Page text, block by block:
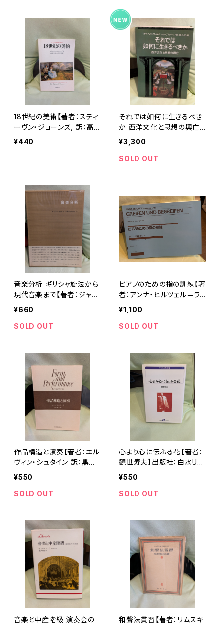
18世紀の美術【著者：スティ
ーヴン・ジョーンズ, 訳：高階
秀爾, 大野芳材】出版社：岩
¥440
それでは如何に生きるべき
か 西洋文化と思想の興亡
【著者：フランシス・A・シェー
ファー 訳：稲垣久和】出版
社：いのちのことば社 1979
¥3,300
SOLD OUT
音楽分析 ギリシャ旋法から
現代音楽まで【著者：ジャッ
ク・シャイエ】出版社：音楽之
¥660
SOLD OUT
ピアノのための指の訓練【著
者：アンナ・ヒルツェル＝ラ
ンゲンハーン、訳：原田吉
雄】出版社：全音楽譜出版
社 1994年
¥1,100
SOLD OUT
作品構造と演奏【著者：エル
ヴィン・シュタイン 訳：黒川
武】出版社：全音楽譜出版
¥550
SOLD OUT
心より心に伝ふる花【著者：
観世寿夫】出版社：白水Uブ
ックス 1996年
¥550
SOLD OUT
音楽と中産階級 演奏会の
和聲法貫習【著者：リムスキ